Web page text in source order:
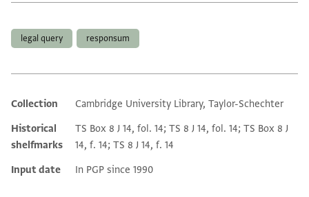
legal query responsum
Additional metadata
Collection
Cambridge University Library, Taylor-Schechter
Historical
shelfmarks
TS Box 8 J 14, fol. 14; TS 8 J 14, fol. 14; TS Box 8 J
14, f. 14; TS 8 J 14, f. 14
Input date
In PGP since 1990